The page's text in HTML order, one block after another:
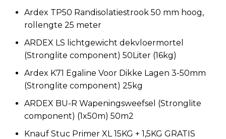
Ardex TP50 Randisolatiestrook 50 mm hoog,
rollengte 25 meter
ARDEX LS lichtgewicht dekvloermortel
(Stronglite component) 50Liter (16kg)
Ardex K71 Egaline Voor Dikke Lagen 3-50mm
(Stronglite component) 25kg
ARDEX BU-R Wapeningsweefsel (Stronglite
component) (1x50m) 50m2
Knauf Stuc Primer XL 15KG + 1,5KG GRATIS